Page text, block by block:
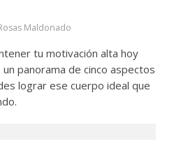
Maldonado
tu motivación alta hoy
panorama de cinco aspectos
lograr ese cuerpo ideal que